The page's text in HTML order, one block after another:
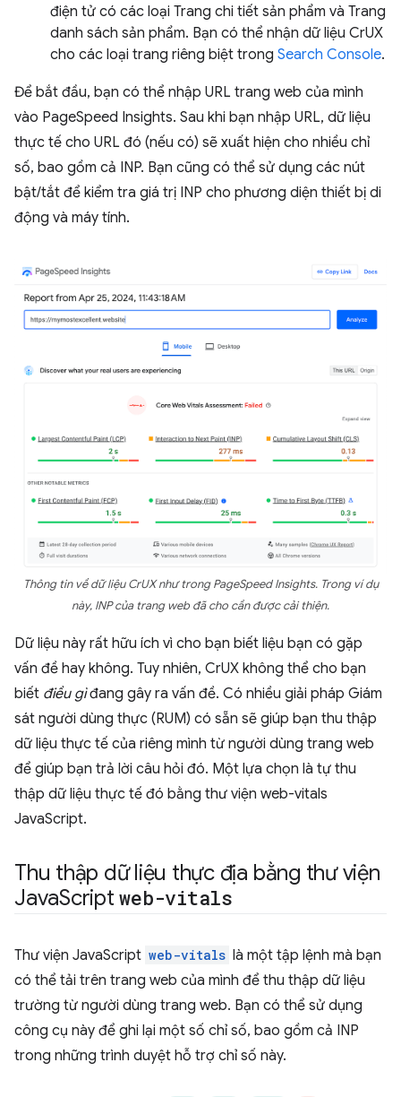
điện tử có các loại Trang chi tiết sản phẩm và Trang
danh sách sản phẩm. Bạn có thể nhận dữ liệu CrUX
cho các loại trang riêng biệt trong Search Console.
Để bắt đầu, bạn có thể nhập URL trang web của mình
vào PageSpeed Insights. Sau khi bạn nhập URL, dữ liệu
thực tế cho URL đó (nếu có) sẽ xuất hiện cho nhiều chỉ
số, bao gồm cả INP. Bạn cũng có thể sử dụng các nút
bật/tắt để kiểm tra giá trị INP cho phương diện thiết bị di
động và máy tính.
Thông tin về dữ liệu CrUX như trong PageSpeed Insights. Trong ví dụ
này, INP của trang web đã cho cần được cải thiện.
Dữ liệu này rất hữu ích vì cho bạn biết liệu bạn có gặp
vấn đề hay không. Tuy nhiên, CrUX không thể cho bạn
biết điều gìđang gây ra vấn đề. Có nhiều giải pháp Giám
sát người dùng thực (RUM) có sẵn sẽ giúp bạn thu thập
dữ liệu thực tế của riêng mình từ người dùng trang web
để giúp bạn trả lời câu hỏi đó. Một lựa chọn là tự thu
thập dữ liệu thực tế đó bằng thư viện web-vitals
JavaScript.
Thu thập dữ liệu thực địa bằng thư viện
JavaScriptweb-vitals
Thư viện JavaScript web-vitals là một tập lệnh mà bạn
có thể tải trên trang web của mình để thu thập dữ liệu
trường từ người dùng trang web. Bạn có thể sử dụng
công cụ này để ghi lại một số chỉ số, bao gồm cả INP
trong những trình duyệt hỗ trợ chỉ số này.